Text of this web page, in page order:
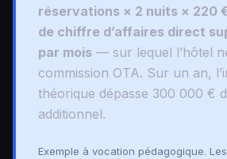
réservations × 2 nuits × 220
de chiffre d’affaires direct
par mois — sur lequel l’hôtel
commission OTA. Sur un an,
théorique dépasse 300 000 €
additionnel.
Exemple à vocation pédagogique.